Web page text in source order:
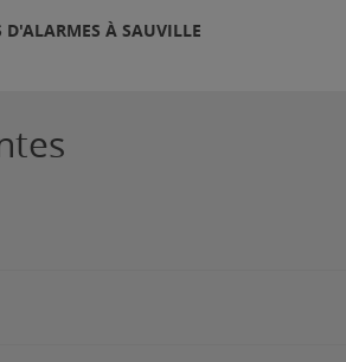
D'ALARMES À SAUVILLE